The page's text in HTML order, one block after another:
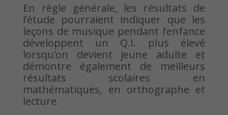
En règle générale, les résultats de
l’étude pourraient indiquer que les
leçons de musique pendant l’enfance
développent un Q.I. plus élevé
lorsqu’on devient jeune adulte et
démontre également de meilleurs
résultats scolaires en
mathématiques, en orthographe et
lecture.